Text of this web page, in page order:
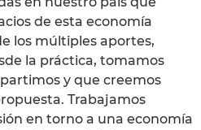
de esta economía
los múltiples aportes,
la práctica, tomamos
y que creemos
Trabajamos
en torno a una economía